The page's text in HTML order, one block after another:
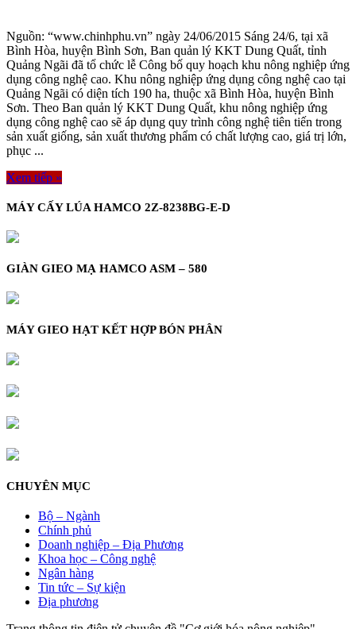
Nguồn: “www.chinhphu.vn” ngày 24/06/2015 Sáng 24/6, tại xã
Bình Hòa, huyện Bình Sơn, Ban quản lý KKT Dung Quất, tỉnh
Quảng Ngãi đã tổ chức lễ Công bố quy hoạch khu nông nghiệp ứng
dụng công nghệ cao. Khu nông nghiệp ứng dụng công nghệ cao tại
Quảng Ngãi có diện tích 190 ha, thuộc xã Bình Hòa, huyện Bình
Sơn. Theo Ban quản lý KKT Dung Quất, khu nông nghiệp ứng
dụng công nghệ cao sẽ áp dụng quy trình công nghệ tiên tiến trong
sản xuất giống, sản xuất thương phẩm có chất lượng cao, giá trị lớn,
phục ...
Xem tiếp »
MÁY CẤY LÚA HAMCO 2Z-8238BG-E-D
GIÀN GIEO MẠ HAMCO ASM – 580
MÁY GIEO HẠT KẾT HỢP BÓN PHÂN
CHUYÊN MỤC
Bộ – Ngành
Chính phủ
Doanh nghiệp – Địa Phương
Khoa học – Công nghệ
Ngân hàng
Tin tức – Sự kiện
Địa phương